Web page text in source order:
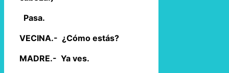
Pasa.
VECINA.- ¿Cómo estás?
MADRE.- Ya ves.